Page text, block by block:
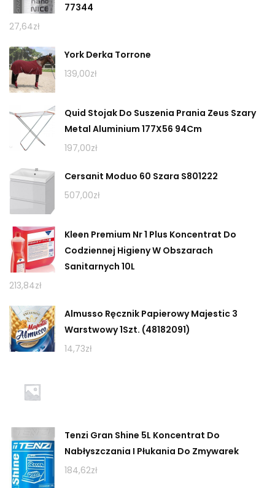
77344
27,64zł
York Derka Torrone
139,00zł
Quid Stojak Do Suszenia Prania Zeus Szary
Metal Aluminium 177X56 94Cm
197,00zł
Cersanit Moduo 60 Szara S801222
507,00zł
Kleen Premium Nr 1 Plus Koncentrat Do
Codziennej Higieny W Obszarach
Sanitarnych 10L
213,84zł
Almusso Ręcznik Papierowy Majestic 3
Warstwowy 1Szt. (48182091)
14,73zł
Tenzi Gran Shine 5L Koncentrat Do
Nabłyszczania I Płukania Do Zmywarek
184,62zł